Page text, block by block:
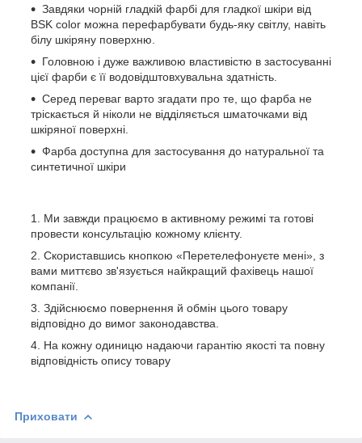
Завдяки чорній гладкій фарбі для гладкої шкіри від
BSK color можна перефарбувати будь-яку світлу, навіть
білу шкіряну поверхню.
Головною і дуже важливою властивістю в застосуванні
цієї фарби є її водовідштовхувальна здатність.
Серед переваг варто згадати про те, що фарба не
тріскається й ніколи не відділяється шматочками від
шкіряної поверхні.
Фарба доступна для застосування до натуральної та
синтетичної шкіри
Ми завжди працюємо в активному режимі та готові
провести консультацію кожному клієнту.
Скориставшись кнопкою «Перетелефонуєте мені», з
вами миттєво зв'язується найкращий фахівець нашої
компанії.
Здійснюємо повернення й обмін цього товару
відповідно до вимог законодавства.
На кожну одиницю надаючи гарантію якості та повну
відповідність опису товару
Приховати